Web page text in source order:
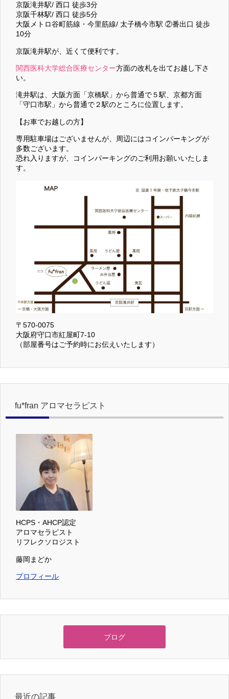
京阪滝井駅/ 西口 徒歩3分
京阪千林駅/ 西口 徒歩5分
大阪メトロ谷町筋線・今里筋線/ 太子橋今市駅 ②番出口 徒歩
10分
京阪滝井駅が、近くて便利です。
関西医科大学総合医療センター方面の改札を出てお越し下さ
い。
滝井駅は、大阪方面「京橋駅」から普通で５駅、京都方面
「守口市駅」から普通で２駅のところに位置します。
【お車でお越しの方】
専用駐車場はございませんが、周辺にはコインパーキングが
多数ございます。
恐れ入りますが、コインパーキングのご利用お願いいたしま
す。
〒570-0075
大阪府守口市紅屋町7-10
（部屋番号はご予約時にお伝えいたします）
fu*fran アロマセラピスト
HCPS・AHCP認定
アロマセラピスト
リフレクソロジスト
藤岡まどか
プロフィール
ブログ
最近の記事